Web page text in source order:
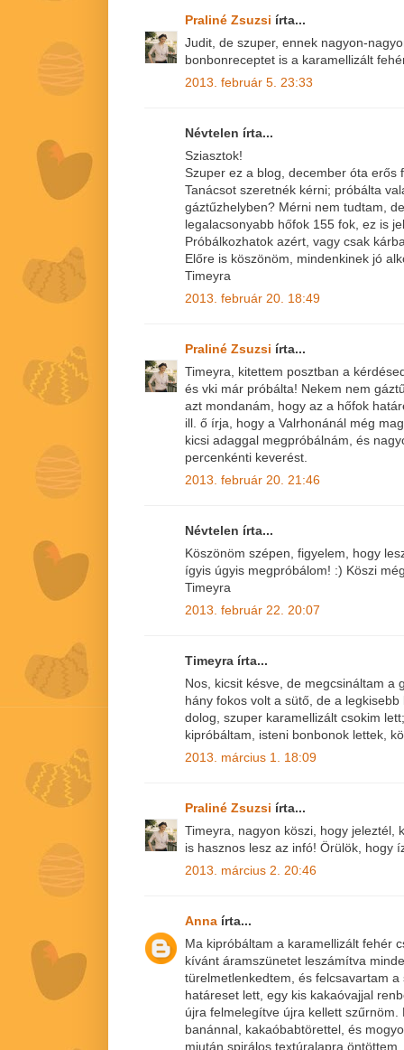
Praliné Zsuzsi írta...
Judit, de szuper, ennek nagyon-
bonbonreceptet is a karamellizált
2013. február 5. 23:33
Névtelen írta...
Sziasztok!
Szuper ez a blog, december óta erős
Tanácsot szeretnék kérni; próbálta
gáztűzhelyben? Mérni nem tudtam,
legalacsonyabb hőfok 155 fok, ez is
Próbálkozhatok azért, vagy csak
Előre is köszönöm, mindenkinek jó
Timeyra
2013. február 20. 18:49
Praliné Zsuzsi írta...
Timeyra, kitettem posztban a
és vki már próbálta! Nekem nem
azt mondanám, hogy az a hőfok
ill. ő írja, hogy a Valrhonánál még
kicsi adaggal megpróbálnám, és
percenkénti keverést.
2013. február 20. 21:46
Névtelen írta...
Köszönöm szépen, figyelem, hogy
ígyis úgyis megpróbálom! :) Köszi
Timeyra
2013. február 22. 20:07
Timeyra írta...
Nos, kicsit késve, de megcsináltam a
hány fokos volt a sütő, de a
dolog, szuper karamellizált csokim
kipróbáltam, isteni bonbonok lettek,
2013. március 1. 18:09
Praliné Zsuzsi írta...
Timeyra, nagyon köszi, hogy jeleztél,
is hasznos lesz az infó! Örülök, hogy
2013. március 2. 20:46
Anna írta...
Ma kipróbáltam a karamellizált fehér
kívánt áramszünetet leszámítva
türelmetlenkedtem, és felcsavartam
határeset lett, egy kis kakaóvajjal
újra felmelegítve újra kellett
banánnal, kakaóbabtörettel, és
miután spirálos textúralapra